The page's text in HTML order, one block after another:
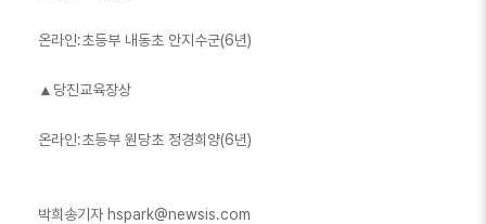
온라인:초등부 내동초 안지수군(6년)
▲당진교육장상
온라인:초등부 원당초 정경희양(6년)
박희송기자 hspark@newsis.com